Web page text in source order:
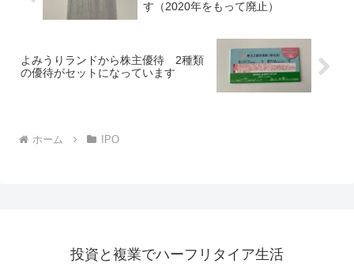
す（2020年をもって廃止）
よみうりランドから株主優待 2種類
の優待がセットになっています
ホーム IPO
投資と複業でハーフリタイア生活